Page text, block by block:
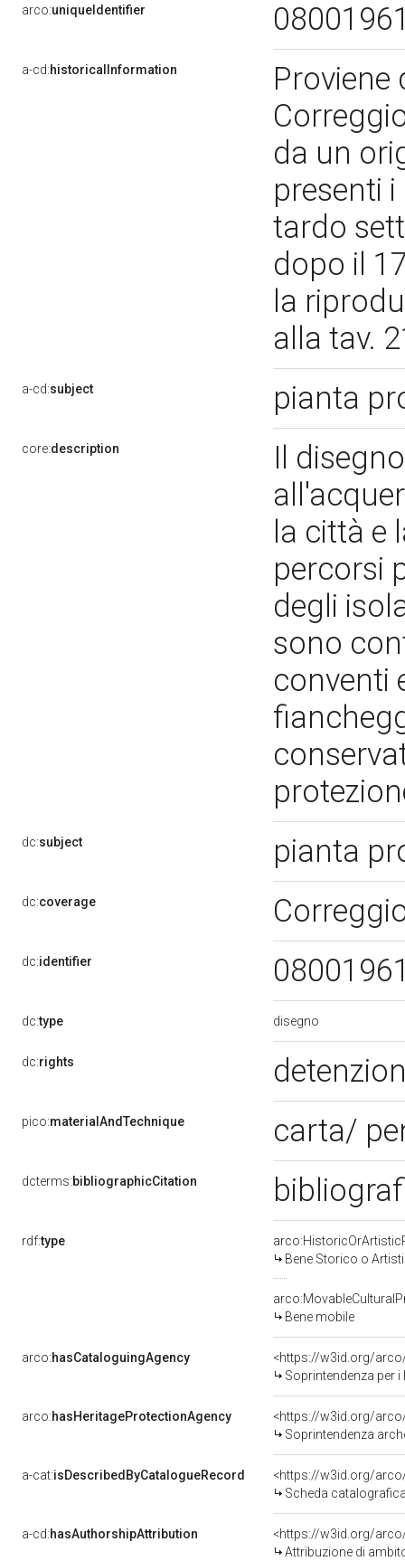
arco:uniqueIdentifier
a-cd:historicalInformation
Proviene
da un
presenti
tardo
dopo il
la
alla tav.
a-cd:subject pianta
core:description
Il
la città e
percorsi
degli
sono
conventi
dc:subject pianta
dc:coverage
dc:identifier
dc:type disegno
dc:rights
pico:materialAndTechnique carta/
dcterms:bibliographicCitation
rdf:type
Bene Storico o
Bene mobile
arco:hasCataloguingAgency
<https://w3id.org/
Soprintendenza per i
arco:hasHeritageProtectionAgency
<https://w3id.org/
Soprintendenza
a-cat:isDescribedByCatalogueRecord
<https://w3id.org/
Scheda
a-cd:hasAuthorshipAttribution
<https://w3id.org/
Attribuzione di